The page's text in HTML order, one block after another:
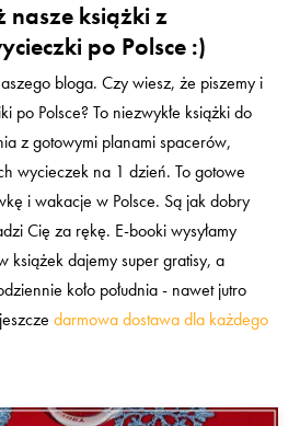
nasze książki z
po Polsce :)
bloga. Czy wiesz, że piszemy i
po Polsce? To niezwykłe książki do
z gotowymi planami spacerów,
wycieczek na 1 dzień. To gotowe
i wakacje w Polsce. Są jak dobry
Cię za rękę. E-booki wysyłamy
książek dajemy super gratisy, a
koło południa - nawet jutro
darmowa dostawa dla każdego